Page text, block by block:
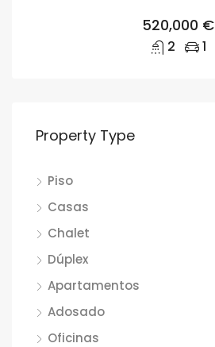
520,000 €
2 1
Property Type
Piso
Casas
Chalet
Dúplex
Apartamentos
Adosado
Oficinas